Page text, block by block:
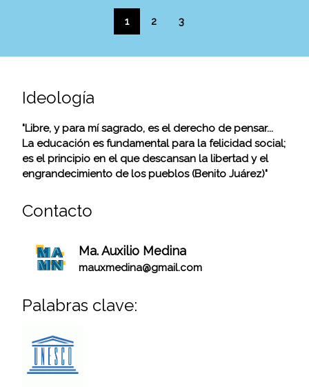
1 2 3
Ideología
"Libre, y para mí sagrado, es el derecho de pensar...
La educación es fundamental para la felicidad social;
es el principio en el que descansan la libertad y el
engrandecimiento de los pueblos (Benito Juárez)"
Contacto
Ma. Auxilio Medina
mauxmedina@gmail.com
Palabras clave: